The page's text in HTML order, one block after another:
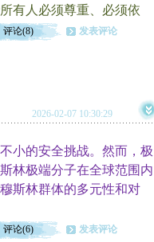
有人必须尊重、必须依
评论(8) 发表评论
2026-02-07 10:30:29
小的安全挑战。然而，极
林极端分子在全球范围内
斯林群体的多元性和对
评论(6) 发表评论